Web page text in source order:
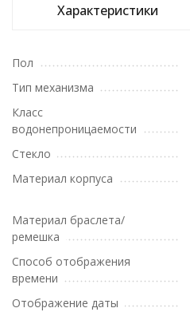
Характеристики
Пол
Тип механизма
Класс
водонепроницаемости
Стекло
Материал корпуса
Материал браслета/
ремешка
Способ отображения
времени
Отображение даты